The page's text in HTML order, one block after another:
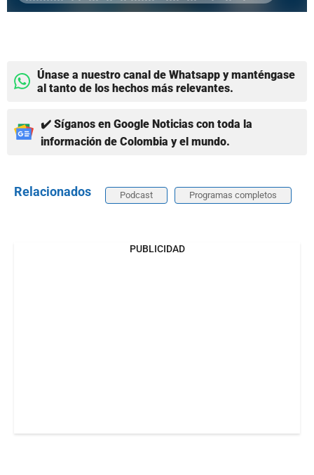
Únase a nuestro canal de Whatsapp y manténgase
al tanto de los hechos más relevantes.
✔️ Síganos en Google Noticias con toda la
información de Colombia y el mundo.
Relacionados Podcast Programas completos
PUBLICIDAD